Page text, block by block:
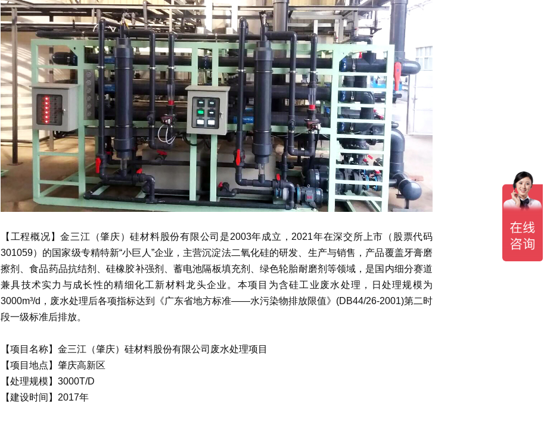
1
【工程概况】金三江（肇庆）硅材料股份有限公司是2003年成立，2021年在深交所上市（股票代码
301059）的国家级专精特新“小巨人”企业，主营沉淀法二氧化硅的研发、生产与销售，产品覆盖牙膏磨
擦剂、食品药品抗结剂、硅橡胶补强剂、蓄电池隔板填充剂、绿色轮胎耐磨剂等领域，是国内细分赛道
兼具技术实力与成长性的精细化工新材料龙头企业。本项目为含硅工业废水处理，日处理规模为
3000m³/d，废水处理后各项指标达到《广东省地方标准——水污染物排放限值》(DB44/26-2001)第二时
段一级标准后排放。
【项目名称】金三江（肇庆）硅材料股份有限公司废水处理项目
【项目地点】肇庆高新区
【处理规模】3000T/D
【建设时间】2017年